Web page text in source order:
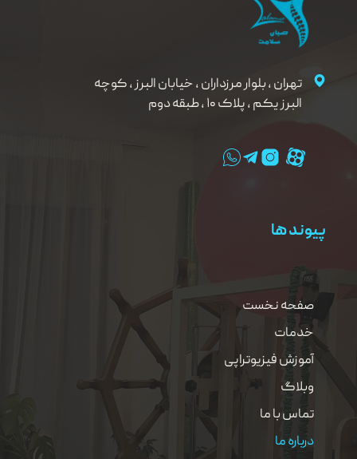
تهران ، بلوار مرزداران ، خیابان البرز ، کوچه
البرز یکم ، پلاک ۱۰ ، طبقه دوم
پیوند ها
صفحه نخست
خدمات
آموزش فیزیوتراپی
وبلاگ
تماس با ما
درباره ما